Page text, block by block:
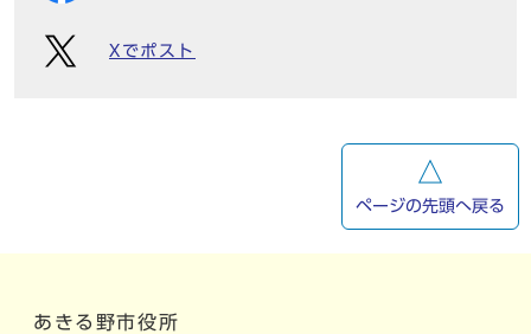
Xでポスト
ページの先頭へ戻る
あきる野市役所